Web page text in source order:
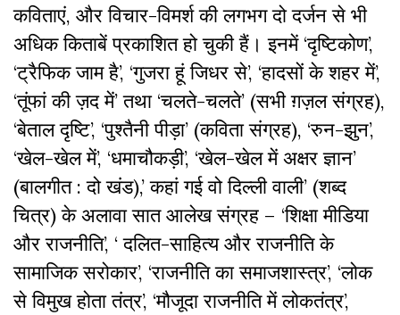
कविताएं, और विचार-विमर्श की लगभग दो दर्जन से भी
अधिक किताबें प्रकाशित हो चुकी हैं। इनमें ‘दृष्टिकोण’,
‘ट्रैफिक जाम है’, ‘गुजरा हूं जिधर से’, ‘हादसों के शहर में’,
‘तूंफां की ज़द में’ तथा ‘चलते-चलते’ (सभी ग़ज़ल संग्रह),
‘बेताल दृष्टि’, ‘पुश्तैनी पीड़ा’ (कविता संग्रह), ‘रुन-झुन’,
‘खेल-खेल में’, ‘धमाचौकड़ी’, ‘खेल-खेल में अक्षर ज्ञान’
(बालगीत : दो खंड),’कहां गई वो दिल्ली वाली’ (शब्द
चित्र)के अलावासात आलेख संग्रह – ‘शिक्षा मीडिया
और राजनीति’, ‘दलित-साहित्य और राजनीति के
सामाजिक सरोकार’, ‘राजनीति का समाजशास्त्र’, ‘लोक
से विमुख होता तंत्र’, ‘मौजूदा राजनीति में लोकतंत्र’,